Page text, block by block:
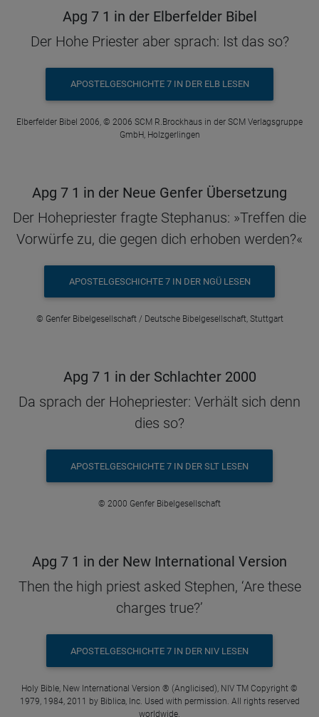
Apg 7 1 in der Elberfelder Bibel
Der Hohe Priester aber sprach: Ist das so?
APOSTELGESCHICHTE 7 IN DER ELB LESEN
Elberfelder Bibel 2006, © 2006 SCM R.Brockhaus in der SCM Verlagsgruppe
GmbH, Holzgerlingen
Apg 7 1 in der Neue Genfer Übersetzung
Der Hohepriester fragte Stephanus: »Treffen die
Vorwürfe zu, die gegen dich erhoben werden?«
APOSTELGESCHICHTE 7 IN DER NGÜ LESEN
© Genfer Bibelgesellschaft / Deutsche Bibelgesellschaft, Stuttgart
Apg 7 1 in der Schlachter 2000
Da sprach der Hohepriester: Verhält sich denn
dies so?
APOSTELGESCHICHTE 7 IN DER SLT LESEN
© 2000 Genfer Bibelgesellschaft
Apg 7 1 in der New International Version
Then the high priest asked Stephen, ‘Are these
charges true?’
APOSTELGESCHICHTE 7 IN DER NIV LESEN
Holy Bible, New International Version ® (Anglicised), NIV TM Copyright ©
1979, 1984, 2011 by Biblica, Inc. Used with permission. All rights reserved
worldwide.